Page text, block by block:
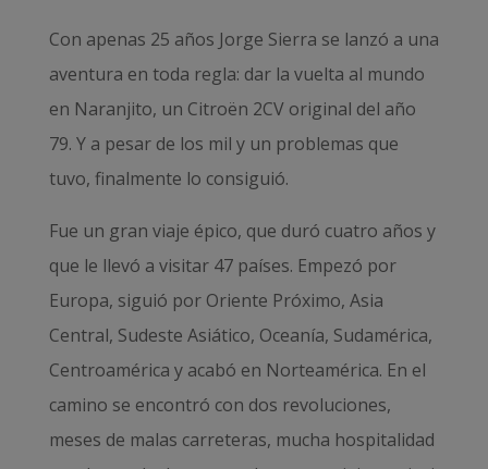
Con apenas 25 años Jorge Sierra se lanzó a una
aventura en toda regla: dar la vuelta al mundo
en Naranjito, un Citroën 2CV original del año
79. Y a pesar de los mil y un problemas que
tuvo, finalmente lo consiguió.
Fue un gran viaje épico, que duró cuatro años y
que le llevó a visitar 47 países. Empezó por
Europa, siguió por Oriente Próximo, Asia
Central, Sudeste Asiático, Oceanía, Sudamérica,
Centroamérica y acabó en Norteamérica. En el
camino se encontró con dos revoluciones,
meses de malas carreteras, mucha hospitalidad